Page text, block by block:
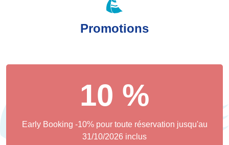
Promotions
10 %
Early Booking -10% pour toute réservation jusqu'au
31/10/2026 inclus